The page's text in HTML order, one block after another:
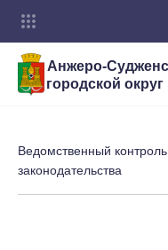
Анжеро-
городской округ
Ведомственный
законодательства